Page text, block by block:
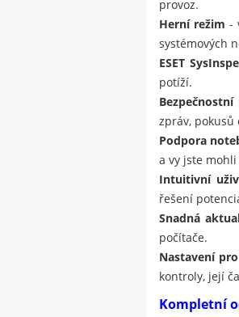
provoz.
Herní režim -
systémových
ESET
potíží.
Bezpečnostní
zpráv, pokusů
Podpora
a vy jste
Intuitivní
řešení
Snadná
počítače.
Nastavení
kontroly, její
Kompletní